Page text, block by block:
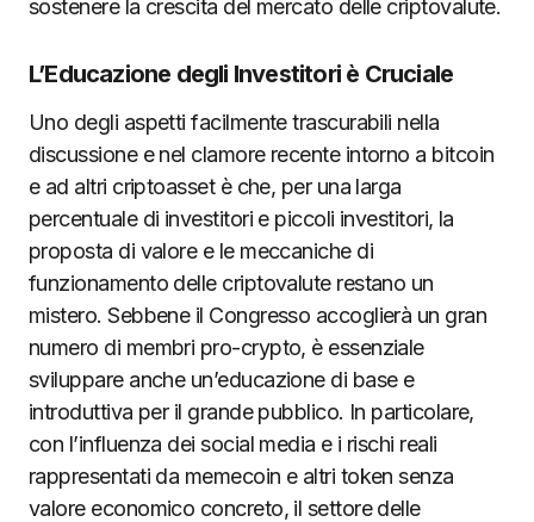
sostenere la crescita del mercato delle criptovalute.
L’Educazione degli Investitori è Cruciale
Uno degli aspetti facilmente trascurabili nella
discussione e nel clamore recente intorno a bitcoin
e ad altri criptoasset è che, per una larga
percentuale di investitori e piccoli investitori, la
proposta di valore e le meccaniche di
funzionamento delle criptovalute restano un
mistero. Sebbene il Congresso accoglierà un gran
numero di membri pro-crypto, è essenziale
sviluppare anche un’educazione di base e
introduttiva per il grande pubblico. In particolare,
con l’influenza dei social media e i rischi reali
rappresentati da memecoin e altri token senza
valore economico concreto, il settore delle